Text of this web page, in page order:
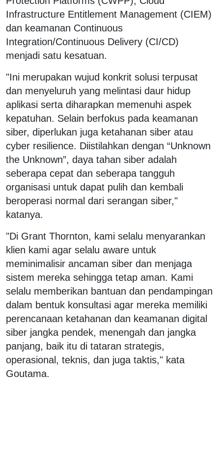
Infrastructure Entitlement Management (CIEM)
dan keamanan Continuous
Integration/Continuous Delivery (CI/CD)
menjadi satu kesatuan.
"Ini merupakan wujud konkrit solusi terpusat
dan menyeluruh yang melintasi daur hidup
aplikasi serta diharapkan memenuhi aspek
kepatuhan. Selain berfokus pada keamanan
siber, diperlukan juga ketahanan siber atau
cyber resilience. Diistilahkan dengan “Unknown
the Unknown”, daya tahan siber adalah
seberapa cepat dan seberapa tangguh
organisasi untuk dapat pulih dan kembali
beroperasi normal dari serangan siber,"
katanya.
"Di Grant Thornton, kami selalu menyarankan
klien kami agar selalu aware untuk
meminimalisir ancaman siber dan menjaga
sistem mereka sehingga tetap aman. Kami
selalu memberikan bantuan dan pendampingan
dalam bentuk konsultasi agar mereka memiliki
perencanaan ketahanan dan keamanan digital
siber jangka pendek, menengah dan jangka
panjang, baik itu di tataran strategis,
operasional, teknis, dan juga taktis," kata
Goutama.